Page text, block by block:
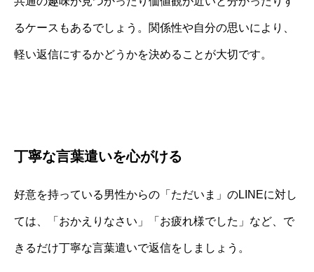
るケースもあるでしょう。関係性や自分の思いにより、
軽い返信にするかどうかを決めることが大切です。
丁寧な言葉遣いを心がける
好意を持っている男性からの「ただいま」のLINEに対し
ては、「おかえりなさい」「お疲れ様でした」など、で
きるだけ丁寧な言葉遣いで返信をしましょう。